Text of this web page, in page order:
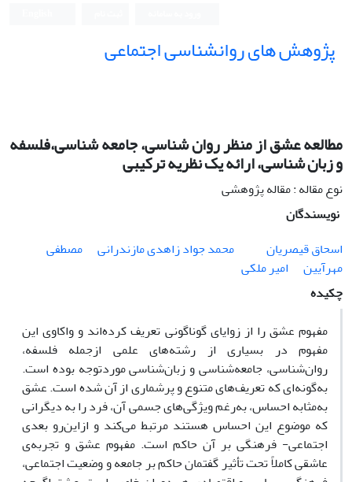
پژوهش های روانشناسی اجتماعی
مطالعه عشق از منظر روان شناسی، جامعه شناسی،فلسفه
و زبان شناسی، ارائه یک نظریه ترکیبی
نوع مقاله : مقاله پژوهشی
نویسندگان
اسحاق قیصریان
محمد جواد زاهدی مازندرانی
مصطفی
مهرآیین
امیر ملکی
چکیده
مفهوم عشق را از زوایای گوناگونی تعریف کرده‌اند و واکاوی این
مفهوم در بسیاری از رشته‌های علمی ازجمله فلسفه،
روان‌شناسی، جامعه‌شناسی و زبان‌شناسی موردتوجه بوده است.
به‌گونه‌ای که تعریف‌های متنوع و پرشماری از آن شده است. عشق
به‌مثابه احساس، به‌رغم ویژگی‌های جسمی آن، فرد را به دیگرانی
که موضوع این احساس هستند مرتبط می‌کند و ازاین‌رو بعدی
اجتماعی- فرهنگی بر آن حاکم است. مفهوم عشق و تجربه‌ی
عاشقی کاملاً تحت تأثیر گفتمان حاکم بر جامعه و وضعیت اجتماعی،